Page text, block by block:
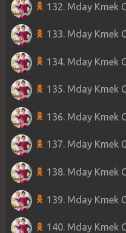
132. Mday Kmek
133. Mday Kmek
134. Mday Kmek
135. Mday Kmek
136. Mday Kmek
137. Mday Kmek
138. Mday Kmek
139. Mday Kmek
140. Mday Kmek